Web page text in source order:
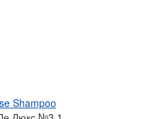
Shampoo